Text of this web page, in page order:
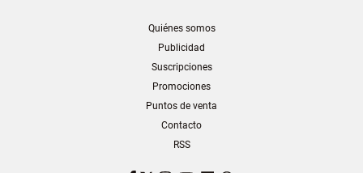
Quiénes somos
Publicidad
Suscripciones
Promociones
Puntos de venta
Contacto
RSS